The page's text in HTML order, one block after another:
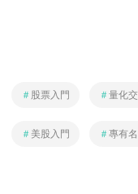
＃ 股票入門 ＃量化
＃ 美股入門 ＃專有